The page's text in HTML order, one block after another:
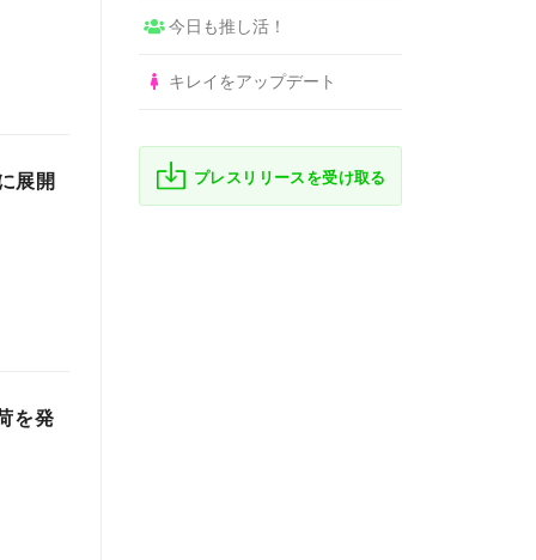
展開
を発
今日も推し活！
キレイをアップデート
プレスリリースを受け取る